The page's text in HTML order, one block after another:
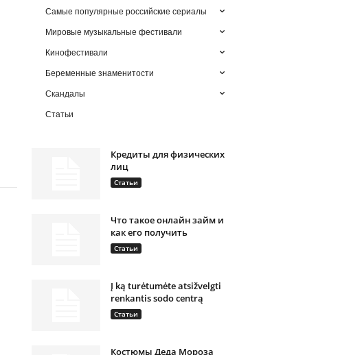
Самые популярные российские сериалы
Мировые музыкальные фестивали
Кинофестивали
Беременные знаменитости
Скандалы
Статьи
Кредиты для физических
лиц
Статьи
Что такое онлайн займ и
как его получить
Статьи
Į ką turėtumėte atsižvelgti
renkantis sodo centrą
Статьи
Костюмы Деда Мороза